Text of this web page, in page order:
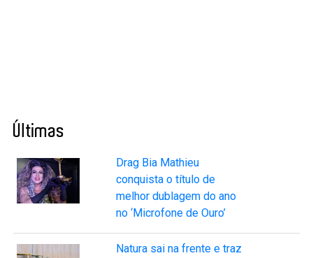
Últimas
Drag Bia Mathieu
conquista o título de
melhor dublagem do ano
no ‘Microfone de Ouro’
Natura sai na frente e traz